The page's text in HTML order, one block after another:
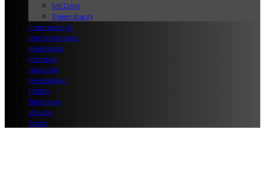
MEDAN
Palembang
Internasional
Pemerintahan
Kesehatan
Kriminal
Nasional
Pendidikan
Politik
Teknologi
Wisata
Sport